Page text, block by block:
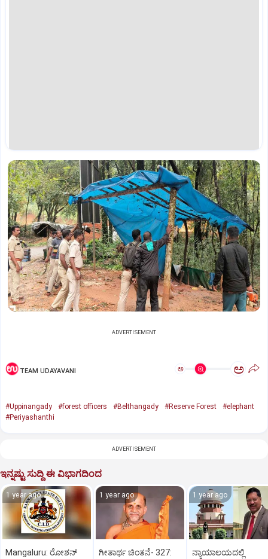
ADVERTISEMENT
TEAM UDAYAVANI ಅ ಅ
#Uppinangady #forest officers #Belthangady #Reserve Forest
#elephant
#Periyashanthi
ADVERTISEMENT
ಇನ್ನಷ್ಟು ಸುದ್ದಿ ಈ ವಿಭಾಗದಿಂದ
1 year ago
Mangaluru: ರೋಶನ್‌
1 year ago
ಗೀತಾರ್ಥ ಚಿಂತನೆ- 327:
1 year ago
ನ್ಯಾಯಾಲಯದಲ್ಲಿ